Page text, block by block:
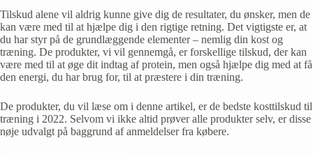
Tilskud alene vil aldrig kunne give dig de resultater, du ønsker, men de
kan være med til at hjælpe dig i den rigtige retning. Det vigtigste er, at
du har styr på de grundlæggende elementer – nemlig din kost og
træning. De produkter, vi vil gennemgå, er forskellige tilskud, der kan
være med til at øge dit indtag af protein, men også hjælpe dig med at få
den energi, du har brug for, til at præstere i din træning.
De produkter, du vil læse om i denne artikel, er de bedste kosttilskud til
træning i 2022. Selvom vi ikke altid prøver alle produkter selv, er disse
nøje udvalgt på baggrund af anmeldelser fra købere.